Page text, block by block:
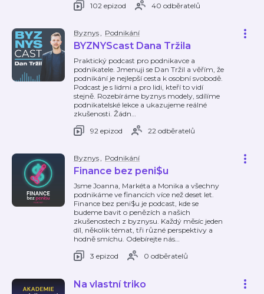
102 epizod
40 odběratelů
Byznys, Podnikání
BYZNYScast Dana Tržila
Praktický podcast pro podnikavce a
podnikatele. Jmenuji se Dan Tržil a věřím, že
podnikání je nejlepší cesta k osobní svobodě.
Podcast je s lidmi a pro lidi, kteří to vidí
stejně. Rozebíráme byznys modely, sdílíme
podnikatelské lekce a ukazujeme reálné
zkušenosti. Žádn…
92 epizod
22 odběratelů
Byznys, Podnikání
Finance bez peni$u
Jsme Joanna, Markéta a Monika a všechny
podnikáme ve financích více než deset let.
Finance bez peni$u je podcast, kde se
budeme bavit o penězích a našich
zkušenostech z byznysu. Každý měsíc jeden
díl, několik témat, tři různé perspektivy a
hodně smíchu. Odebírejte nás…
3 epizod
0 odběratelů
Na vlastní triko